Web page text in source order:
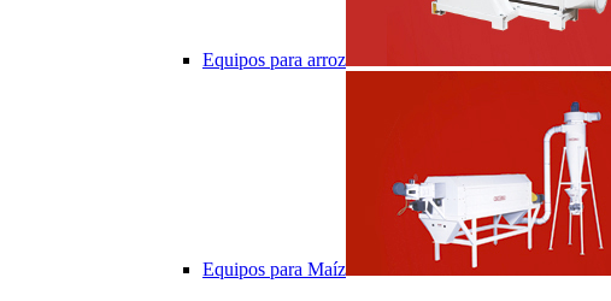
Equipos para arroz
Equipos para Maíz